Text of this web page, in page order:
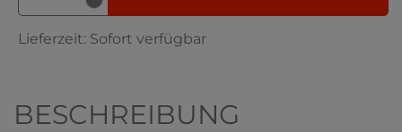
Lieferzeit: Sofort verfügbar
BESCHREIBUNG